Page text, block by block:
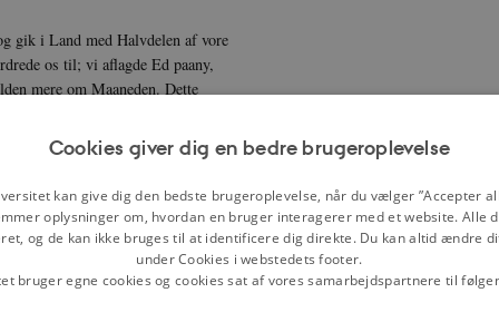
gik i Land med Halvdelen af vore
os til; vi aflagde Ed paany,
mere om Maaneden. Dette
Lyd blev vi mønstrede og
første Tid blev vi hver eneste Dag
til Vagt hver tredie Nat, idet vi
dette fremmede Land og om at vise
træde til Gevær i Orden og
Kgl. Majestæt af Danmarks
Cookies giver dig en bedre brugeroplevelse
kan give dig den bedste brugeroplevelse, når du vælger ”Accepter
oplysninger om, hvordan en bruger interagerer med et website. Alle
og de kan ikke bruges til at identificere dig direkte. Du kan altid ændre
under Cookies i webstedets footer.
bruger egne cookies og cookies sat af vores samarbejdspartnere til